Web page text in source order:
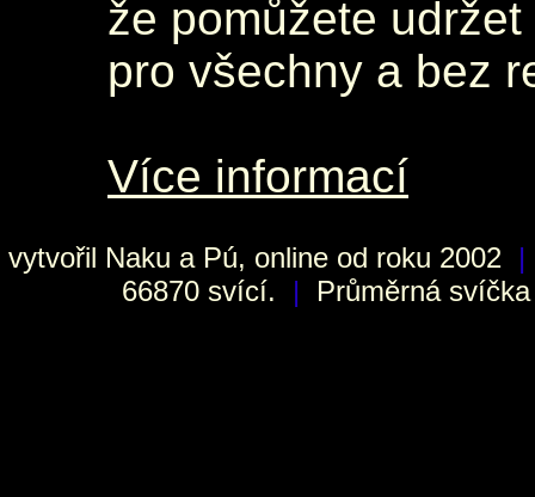
že pomůžete
pro všechny a bez
Více informací
vytvořil Naku a Pú, online od roku 2002 |
66870 svící.
| Průměrná